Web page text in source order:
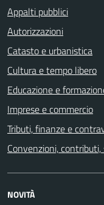
Appalti pubblici
Autorizzazioni
Catasto e urbanistica
Cultura e tempo libero
Educazione e
Imprese e commercio
Tributi, finanze e
Convenzioni, contributi,
NOVITÀ